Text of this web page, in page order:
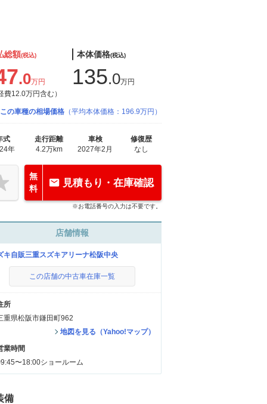
総額(税込)
.0万円
費12.0万円含む）
本体価格(税込)
135.0万円
この車種の相場価格 （平均本体価格：196.9万円）
式
年
走行距離
4.2万km
車検
2027年2月
修復歴
なし
無
料
見積もり・在庫確認
※お電話番号の入力は不要です。
店舗情報
キ自販三重スズキアリーナ松阪中央
この店舗の中古車在庫一覧
所
重県松阪市鎌田町962
地図を見る（Yahoo!マップ）
業時間
〜18:00ショールーム
備